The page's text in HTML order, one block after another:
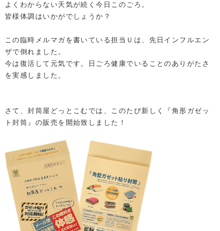
よくわからない天気が続く今日このごろ。
皆様体調はいかがでしょうか？
この臨時メルマガを書いている担当Ｕは、先日インフルエン
ザで倒れました。
今は復活して元気です。日ごろ健康でいることのありがたさ
を実感しました。
さて、封筒屋どっとこむでは、このたび新しく『角形ガゼッ
ト封筒』の販売を開始致しました！